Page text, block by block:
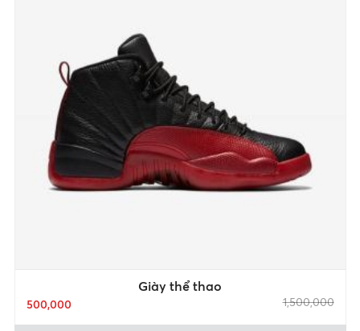
Giày thể thao
500,000 1,500,000